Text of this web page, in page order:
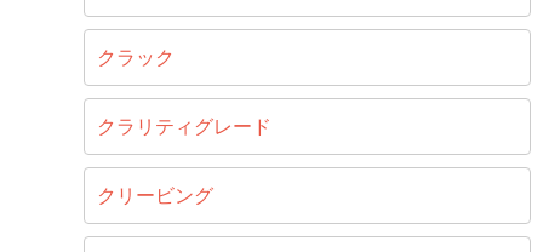
クラック
クラリティグレード
クリービング